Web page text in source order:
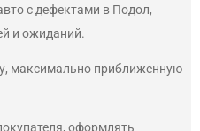
с дефектами в Подол,
и ожиданий.
максимально приближенную
оформлять